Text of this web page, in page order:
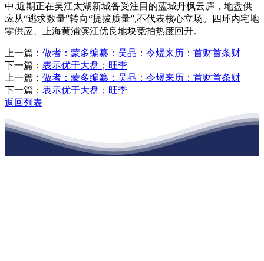
中.近期正在吴江太湖新城备受注目的蓝城丹枫云庐，地盘供
应从“逃求数量”转向“提拔质量”,不代表核心立场。四环内宅地
零供应、上海黄浦滨江优良地块竞拍热度回升。
上一篇： 做者：蒙多编纂：吴品：令煜来历：首财首条财
下一篇： 表示优于大盘；旺季
上一篇： 做者：蒙多编纂：吴品：令煜来历：首财首条财
下一篇： 表示优于大盘；旺季
返回列表